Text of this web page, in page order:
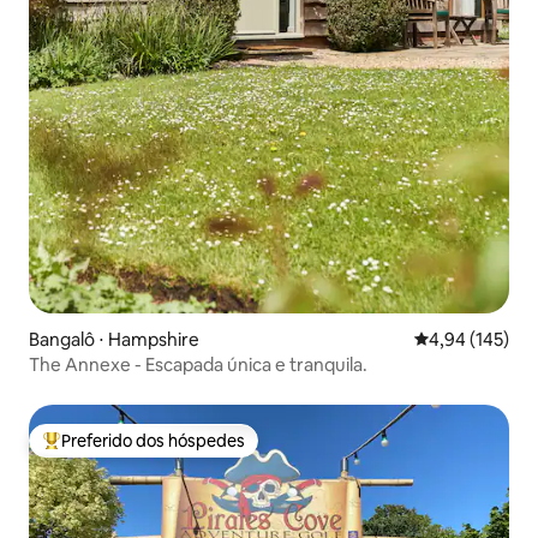
Bangalô ⋅ Hampshire 4,94 de uma
4,94 (145)
The Annexe - Escapada única e tranquila.
Entre os melhores preferidos dos hóspedes
Preferido dos hóspedes